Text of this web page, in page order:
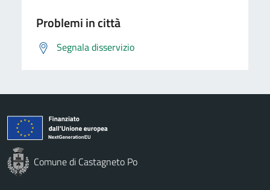
Problemi in città
Segnala disservizio
Comune di Castagneto Po